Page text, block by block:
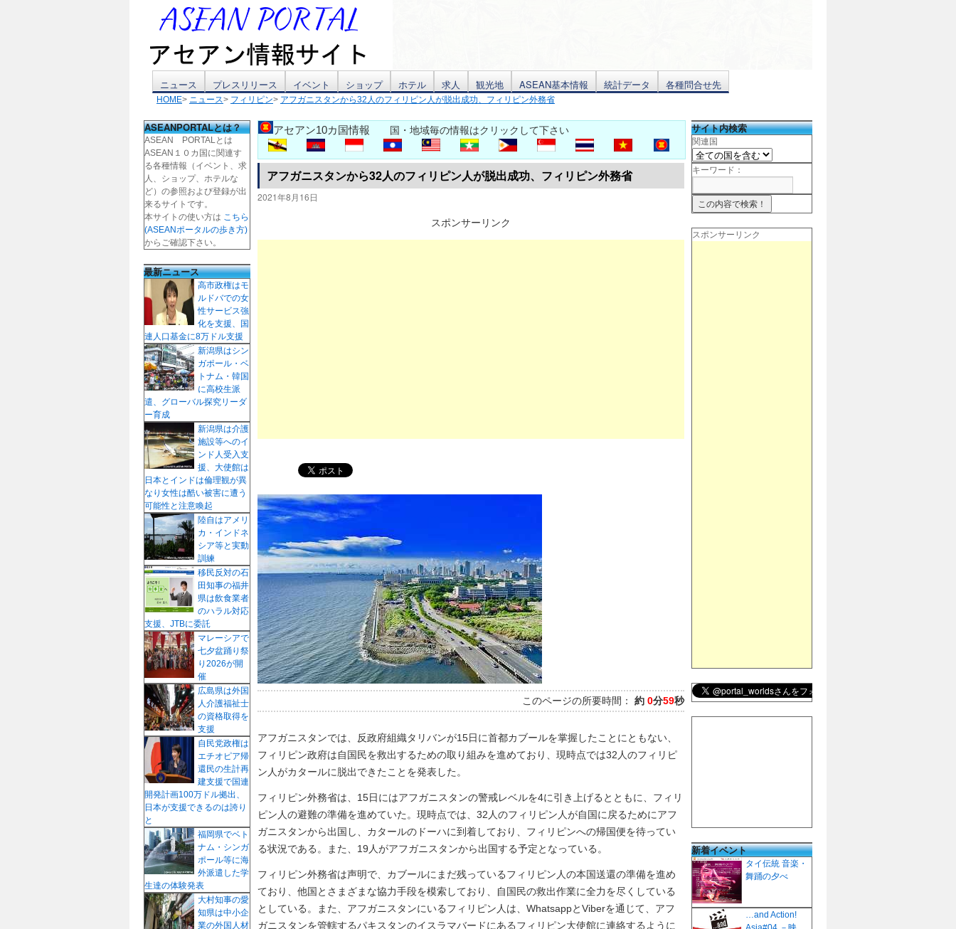
テ
ン
ツ
へ
ス
キ
ッ
プ
ニュース プレスリリース イベント ショップ ホテル 求人 観光地 ASEAN基本情報 統計データ 各種問合せ先
HOME> ニュース> フィリピン> アフガニスタンから32人のフィリピン人が脱出成功、フィリピン外務省
アセアン10カ国情報 国・地域毎の情報はクリックして下さい
アフガニスタンから32人のフィリピン人が脱出成功、フィリピン外務省
2021年8月16日
スポンサーリンク
このページの所要時間： 約 0分59秒
アフガニスタンでは、反政府組織タリバンが15日に首都カブールを掌握したことにともない、
フィリピン政府は自国民を救出するための取り組みを進めており、現時点では32人のフィリピ
ン人がカタールに脱出できたことを発表した。
フィリピン外務省は、15日にはアフガニスタンの警戒レベルを4に引き上げるとともに、フィリ
ピン人の避難の準備を進めていた。現時点では、32人のフィリピン人が自国に戻るためにアフ
ガニスタンから出国し、カタールのドーハに到着しており、フィリピンへの帰国便を待ってい
る状況である。また、19人がアフガニスタンから出国する予定となっている。
フィリピン外務省は声明で、カブールにまだ残っているフィリピン人の本国送還の準備を進め
ており、他国とさまざまな協力手段を模索しており、自国民の救出作業に全力を尽くしている
としている。また、アフガニスタンにいるフィリピン人は、WhatsappとViberを通じて、アフ
ガニスタンを管轄するパキスタンのイスラマバードにあるフィリピン大使館に連絡するように
ASEANPORTALとは？
ASEAN PORTALとは
ASEAN１０カ国に関連す
る各種情報（イベント、求
人、ショップ、ホテルな
ど）の参照および登録が出
来るサイトです。
本サイトの使い方は こちら
(ASEANポータルの歩き方)
からご確認下さい。
最新ニュース
高市政権はモ
ルドバでの女
性サービス強
化を支援、国
連人口基金に8万ドル支援
新潟県はシン
ガポール・ベ
トナム・韓国
に高校生派
遣、グローバル探究リーダ
ー育成
新潟県は介護
施設等へのイ
ンド人受入支
援、大使館は
日本とインドは倫理観が異
なり女性は酷い被害に遭う
可能性と注意喚起
陸自はアメリ
カ・インドネ
シア等と実動
訓練
移民反対の石
田知事の福井
県は飲食業者
のハラル対応
支援、JTBに委託
マレーシアで
七夕盆踊り祭
り2026が開
催
広島県は外国
人介護福祉士
の資格取得を
支援
自民党政権は
エチオピア帰
還民の生計再
建支援で国連
開発計画100万ドル拠出、
日本が支援できるのは誇り
と
福岡県でベト
ナム・シンガ
ポール等に海
外派遣した学
生達の体験発表
大村知事の愛
知県は中小企
業の外国人材
サイト内検索
関連国
キーワード：
スポンサーリンク
新着イベント
タイ伝統 音楽・
舞踊の夕べ
…and Action!